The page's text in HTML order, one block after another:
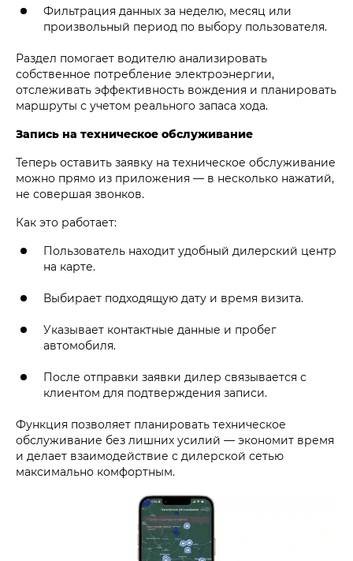
Фильтрация данных за неделю, месяц или
произвольный период по выбору пользователя.
Раздел помогает водителю анализировать
собственное потребление электроэнергии,
отслеживать эффективность вождения и планировать
маршруты с учетом реального запаса хода.
Запись на техническое обслуживание
Теперь оставить заявку на техническое обслуживание
можно прямо из приложения — в несколько нажатий,
не совершая звонков.
Как это работает:
Пользователь находит удобный дилерский центр
на карте.
Выбирает подходящую дату и время визита.
Указывает контактные данные и пробег
автомобиля.
После отправки заявки дилер связывается с
клиентом для подтверждения записи.
Функция позволяет планировать техническое
обслуживание без лишних усилий — экономит время
и делает взаимодействие с дилерской сетью
максимально комфортным.